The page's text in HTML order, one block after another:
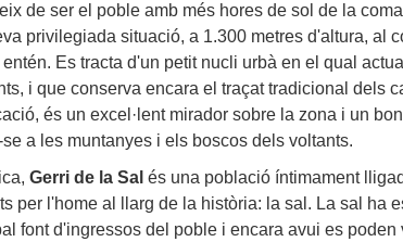
de ser el poble amb més hores de sol de la
privilegiada situació, a 1.300 metres d'altura, al
entén. Es tracta d'un petit nucli urbà en el qual
i que conserva encara el traçat tradicional dels
és un excel·lent mirador sobre la zona i un
a les muntanyes i els boscos dels voltants.
Gerri de la Sal és una població íntimament
per l'home al llarg de la història: la sal. La sal ha
font d'ingressos del poble i encara avui es poden